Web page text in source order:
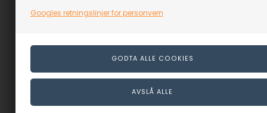
Googles retningslinjer for personvern
Sliping av meisel med buet egg på
frihånd på Tormek | Tredreiing
Lær hvordan du sliper meisel med buet egg for hånd på en
Tormek våtsliper.